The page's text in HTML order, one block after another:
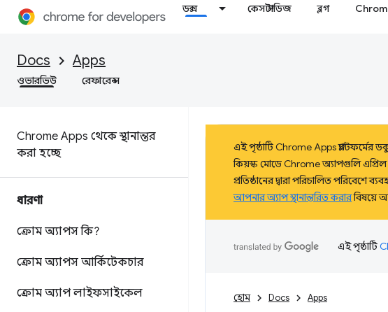
ডক্স কেস স্টাডিজ ব্লগ
Docs Apps
ওভারভিউ রেফারেন্স
Chrome Apps থেকে স্থানান্তর
করা হচ্ছে
ধারণা
ক্রোম অ্যাপস কি?
ক্রোম অ্যাপস আর্কিটেকচার
ক্রোম অ্যাপ লাইফসাইকেল
এই পৃষ্ঠাটি Chrome Apps প্ল্যাটফর্মের
কিয়স্ক মোডে Chrome অ্যাপগুলি এপ্রিল
প্রতিষ্ঠানের দ্বারা পরিচালিত
আপনার অ্যাপ স্থানান্তরিত করারবিষয়ে
এই পৃষ্ঠাটি
হোম Docs Apps